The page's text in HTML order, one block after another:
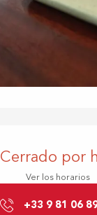
Cerrado por
Ver los horarios
+33 9 81 06